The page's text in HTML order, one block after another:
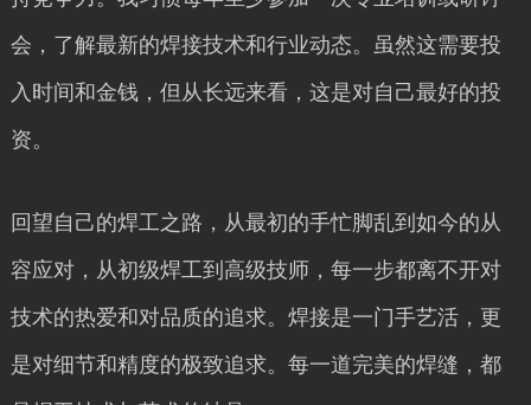
会，了解最新的焊接技术和行业动态。虽然这需要投
入时间和金钱，但从长远来看，这是对自己最好的投
资。
回望自己的焊工之路，从最初的手忙脚乱到如今的从
容应对，从初级焊工到高级技师，每一步都离不开对
技术的热爱和对品质的追求。焊接是一门手艺活，更
是对细节和精度的极致追求。每一道完美的焊缝，都